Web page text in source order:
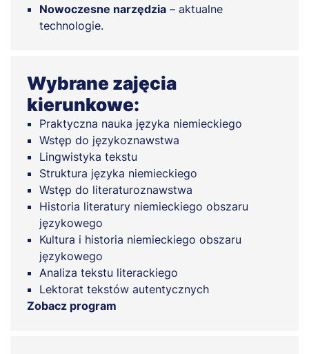
Nowoczesne narzędzia – aktualne
technologie.
Wybrane zajęcia
kierunkowe:
Praktyczna nauka języka niemieckiego
Wstęp do językoznawstwa
Lingwistyka tekstu
Struktura języka niemieckiego
Wstęp do literaturoznawstwa
Historia literatury niemieckiego obszaru
językowego
Kultura i historia niemieckiego obszaru
językowego
Analiza tekstu literackiego
Lektorat tekstów autentycznych
Zobacz program